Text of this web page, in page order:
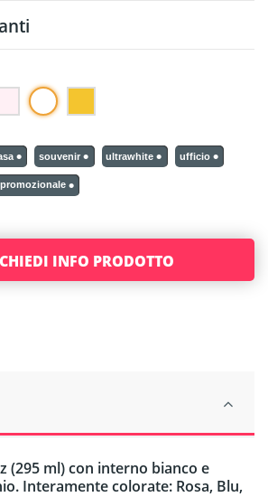
Rosa Bianco
souvenir ultrawhite ufficio
promozionale
INFO PRODOTTO
(295 ml) con interno bianco e
Interamente colorate: Rosa, Blu,